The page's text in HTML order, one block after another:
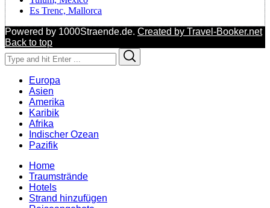
Es Trenc, Mallorca
Powered by 1000Straende.de. Created by Travel-Booker.net
Back to top
Search
for:
Europa
Asien
Amerika
Karibik
Afrika
Indischer Ozean
Pazifik
Home
Traumstrände
Hotels
Strand hinzufügen